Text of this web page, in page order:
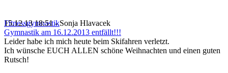
Fitnessgymnastik
15.12.13 18:51 - Sonja Hlavacek
Gymnastik am 16.12.2013 entfällt!!!
Leider habe ich mich heute beim Skifahren verletzt.
Ich wünsche EUCH ALLEN schöne Weihnachten und einen guten
Rutsch!